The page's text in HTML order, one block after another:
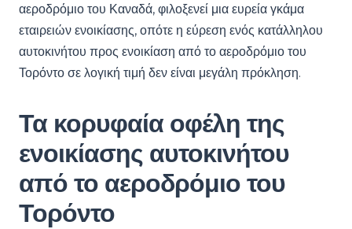
αεροδρόμιο του Καναδά, φιλοξενεί μια ευρεία γκάμα
εταιρειών ενοικίασης, οπότε η εύρεση ενός κατάλληλου
αυτοκινήτου προς ενοικίαση από το αεροδρόμιο του
Τορόντο σε λογική τιμή δεν είναι μεγάλη πρόκληση.
Τα κορυφαία οφέλη της
ενοικίασης αυτοκινήτου
από το αεροδρόμιο του
Τορόντο